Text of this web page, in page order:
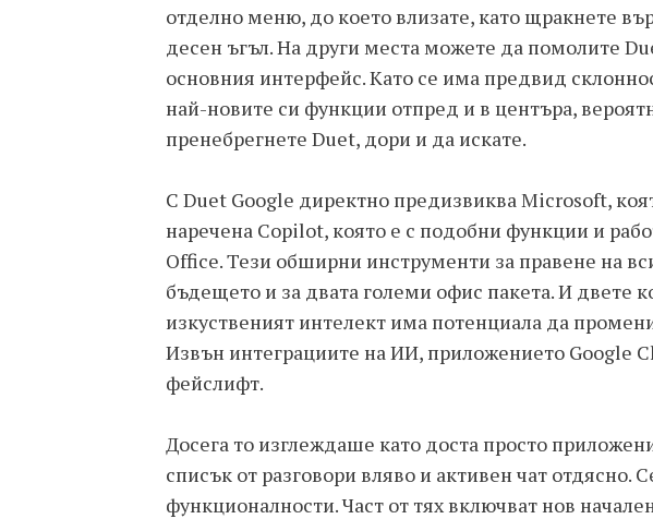
отделно меню, до което влизате, като щракнете
десен ъгъл. На други места можете да помолите
основния интерфейс. Като се има предвид
най-новите си функции отпред и в центъра,
пренебрегнете Duet, дори и да искате.
С Duet Google директно предизвиква Microsoft,
наречена Copilot, която e с подобни функции и
Office. Тези обширни инструменти за правене на
бъдещето и за двата големи офис пакета. И двете
изкуственият интелект има потенциала да
Извън интеграциите на ИИ, приложението Google
фейслифт.
Досега то изглеждаше като доста просто
списък от разговори вляво и активен чат
функционалности. Част от тях включват нов